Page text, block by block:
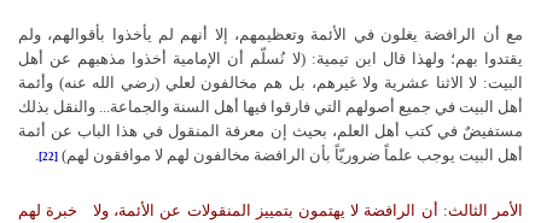
مع أن الرافضة يغلون في الأئمة وتعظيمهم، إلا أنهم لم يأخذوا بأقوالهم، ولم
يقتدوا بهم؛ ولهذا قال ابن تيمية: (لا نُسلّم أن الإمامية أخذوا مذهبهم عن أهل
البيت: لا الاثنا عشرية ولا غيرهم، بل هم مخالفون لعلي (رضي الله عنه) وأئمة
أهل البيت في جميع أصولهم التي فارقوا فيها أهل السنة والجماعة... والنقل بذلك
مستفيضٌ في كتب أهل العلم، بحيث إن معرفة المنقول في هذا الباب عن أئمة
أهل البيت يوجب علماً ضروريّاً بأن الرافضة مخالفون لهم لا موافقون لهم) [22]
.
الأمر الثالث: أن الرافضة لا يهتمون بتمييز المنقولات عن الأئمة، ولا
خبرة لهم